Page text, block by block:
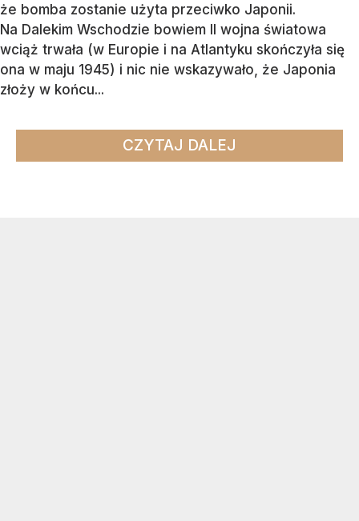
że bomba zostanie użyta przeciwko Japonii.
Na Dalekim Wschodzie bowiem II wojna światowa
wciąż trwała (w Europie i na Atlantyku skończyła się
ona w maju 1945) i nic nie wskazywało, że Japonia
złoży w końcu...
CZYTAJ DALEJ